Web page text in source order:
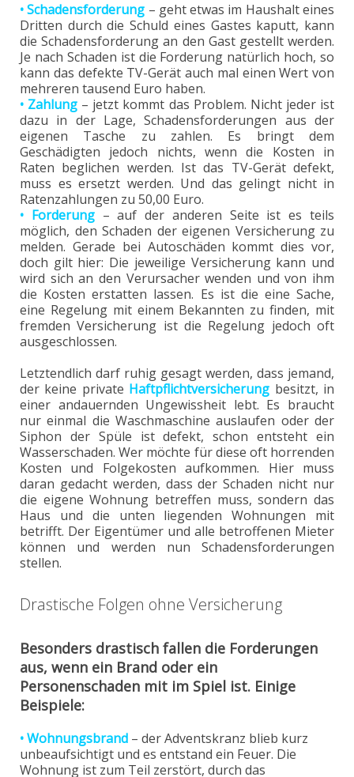
• Schadensforderung – geht etwas im Haushalt eines
Dritten durch die Schuld eines Gastes kaputt, kann
die Schadensforderung an den Gast gestellt werden.
Je nach Schaden ist die Forderung natürlich hoch, so
kann das defekte TV-Gerät auch mal einen Wert von
mehreren tausend Euro haben.
• Zahlung – jetzt kommt das Problem. Nicht jeder ist
dazu in der Lage, Schadensforderungen aus der
eigenen Tasche zu zahlen. Es bringt dem
Geschädigten jedoch nichts, wenn die Kosten in
Raten beglichen werden. Ist das TV-Gerät defekt,
muss es ersetzt werden. Und das gelingt nicht in
Ratenzahlungen zu 50,00 Euro.
• Forderung– auf der anderen Seite ist es teils
möglich, den Schaden der eigenen Versicherung zu
melden. Gerade bei Autoschäden kommt dies vor,
doch gilt hier: Die jeweilige Versicherung kann und
wird sich an den Verursacher wenden und von ihm
die Kosten erstatten lassen. Es ist die eine Sache,
eine Regelung mit einem Bekannten zu finden, mit
fremden Versicherung ist die Regelung jedoch oft
ausgeschlossen.
Letztendlich darf ruhig gesagt werden, dass jemand,
der keine private Haftpflichtversicherung besitzt, in
einer andauernden Ungewissheit lebt. Es braucht
nur einmal die Waschmaschine auslaufen oder der
Siphon der Spüle ist defekt, schon entsteht ein
Wasserschaden. Wer möchte für diese oft horrenden
Kosten und Folgekosten aufkommen. Hier muss
daran gedacht werden, dass der Schaden nicht nur
die eigene Wohnung betreffen muss, sondern das
Haus und die unten liegenden Wohnungen mit
betrifft. Der Eigentümer und alle betroffenen Mieter
können und werden nun Schadensforderungen
stellen.
Drastische Folgen ohne Versicherung
Besonders drastisch fallen die Forderungen
aus, wenn ein Brand oder ein
Personenschaden mit im Spiel ist. Einige
Beispiele:
• Wohnungsbrand – der Adventskranz blieb kurz
unbeaufsichtigt und es entstand ein Feuer. Die
Wohnung ist zum Teil zerstört, durch das